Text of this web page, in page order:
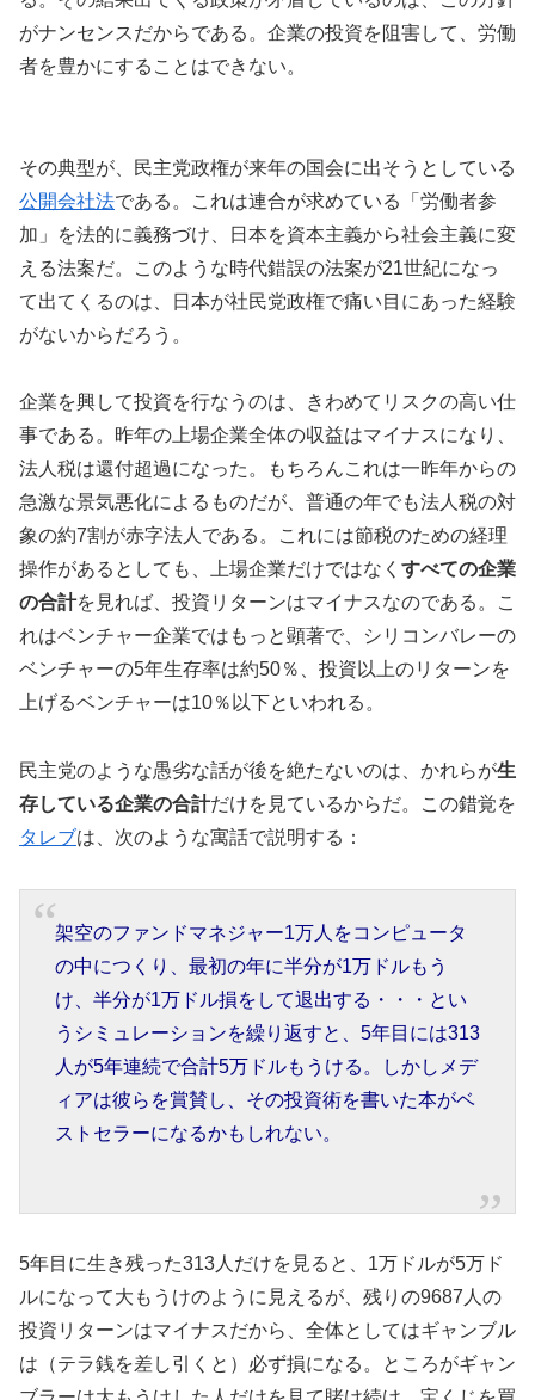
がナンセンスだからである。企業の投資を阻害して、労働
者を豊かにすることはできない。
その典型が、民主党政権が来年の国会に出そうとしている
公開会社法である。これは連合が求めている「労働者参
加」を法的に義務づけ、日本を資本主義から社会主義に変
える法案だ。このような時代錯誤の法案が21世紀になっ
て出てくるのは、日本が社民党政権で痛い目にあった経験
がないからだろう。
企業を興して投資を行なうのは、きわめてリスクの高い仕
事である。昨年の上場企業全体の収益はマイナスになり、
法人税は還付超過になった。もちろんこれは一昨年からの
急激な景気悪化によるものだが、普通の年でも法人税の対
象の約7割が赤字法人である。これには節税のための経理
操作があるとしても、上場企業だけではなく すべての企業
の合計を見れば、投資リターンはマイナスなのである。こ
れはベンチャー企業ではもっと顕著で、シリコンバレーの
ベンチャーの5年生存率は約50％、投資以上のリターンを
上げるベンチャーは10％以下といわれる。
民主党のような愚劣な話が後を絶たないのは、かれらが生
存している企業の合計だけを見ているからだ。この錯覚を
タレブは、次のような寓話で説明する：
架空のファンドマネジャー1万人をコンピュータ
の中につくり、最初の年に半分が1万ドルもう
け、半分が1万ドル損をして退出する・・・とい
うシミュレーションを繰り返すと、5年目には313
人が5年連続で合計5万ドルもうける。しかしメデ
ィアは彼らを賞賛し、その投資術を書いた本がベ
ストセラーになるかもしれない。
5年目に生き残った313人だけを見ると、1万ドルが5万ド
ルになって大もうけのように見えるが、残りの9687人の
投資リターンはマイナスだから、全体としてはギャンブル
は（テラ銭を差し引くと）必ず損になる。ところがギャン